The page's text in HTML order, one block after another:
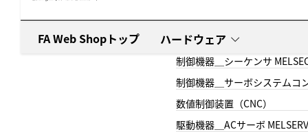
FA Web Shopトップ ハードウェア
制御機器＿シーケンサ
制御機器＿サーボシステムコ
数値制御装置（CNC）
駆動機器＿ACサーボ